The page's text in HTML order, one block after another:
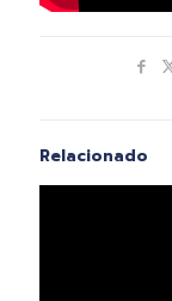
Relacionado